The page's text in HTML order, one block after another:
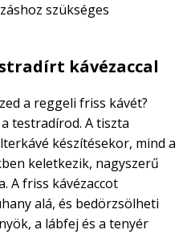
szükséges
kávézaccal
a reggeli friss kávét?
testradírod. A tiszta
készítésekor, mind a
keletkezik, nagyszerű
A friss kávézaccot
alá, és bedörzsölheti
a lábfej és a tenyér